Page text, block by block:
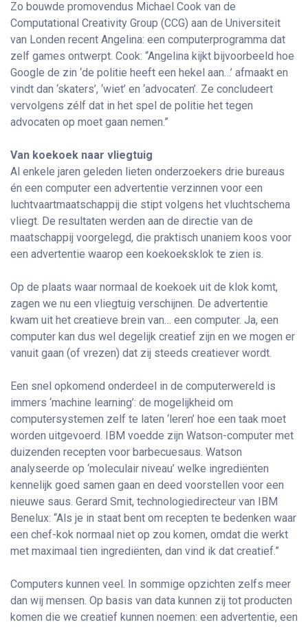
Zo bouwde promovendus Michael Cook van de
Computational Creativity Group (CCG) aan de Universiteit
van Londen recent Angelina: een computerprogramma dat
zelf games ontwerpt. Cook: “Angelina kijkt bijvoorbeeld hoe
Google de zin ‘de politie heeft een hekel aan…’ afmaakt en
vindt dan ‘skaters’, ‘wiet’ en ‘advocaten’. Ze concludeert
vervolgens zélf dat in het spel de politie het tegen
advocaten op moet gaan nemen.”
Van koekoek naar vliegtuig
Al enkele jaren geleden lieten onderzoekers drie bureaus
én een computer een advertentie verzinnen voor een
luchtvaartmaatschappij die stipt volgens het vluchtschema
vliegt. De resultaten werden aan de directie van de
maatschappij voorgelegd, die praktisch unaniem koos voor
een advertentie waarop een koekoeksklok te zien is.
Op de plaats waar normaal de koekoek uit de klok komt,
zagen we nu een vliegtuig verschijnen. De advertentie
kwam uit het creatieve brein van… een computer. Ja, een
computer kan dus wel degelijk creatief zijn en we mogen er
vanuit gaan (of vrezen) dat zij steeds creatiever wordt.
Een snel opkomend onderdeel in de computerwereld is
immers ‘machine learning’: de mogelijkheid om
computersystemen zelf te laten ‘leren’ hoe een taak moet
worden uitgevoerd. IBM voedde zijn Watson-computer met
duizenden recepten voor barbecuesaus. Watson
analyseerde op ‘moleculair niveau’ welke ingrediënten
kennelijk goed samen gaan en deed voorstellen voor een
nieuwe saus. Gerard Smit, technologiedirecteur van IBM
Benelux: “Als je in staat bent om recepten te bedenken waar
een chef-kok normaal niet op zou komen, omdat die werkt
met maximaal tien ingrediënten, dan vind ik dat creatief.”
Computers kunnen veel. In sommige opzichten zelfs meer
dan wij mensen. Op basis van data kunnen zij tot producten
komen die we creatief kunnen noemen: een advertentie, een